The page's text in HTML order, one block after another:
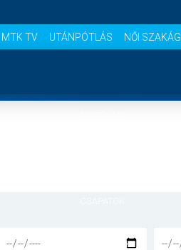
MTK TV UTÁNPÓTLÁS NŐI SZAKÁG
MÉRKŐZÉSEK